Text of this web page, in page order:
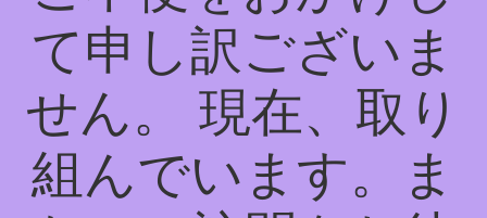
て申し訳ございま
せん。 現在、取り
組んでいます。ま